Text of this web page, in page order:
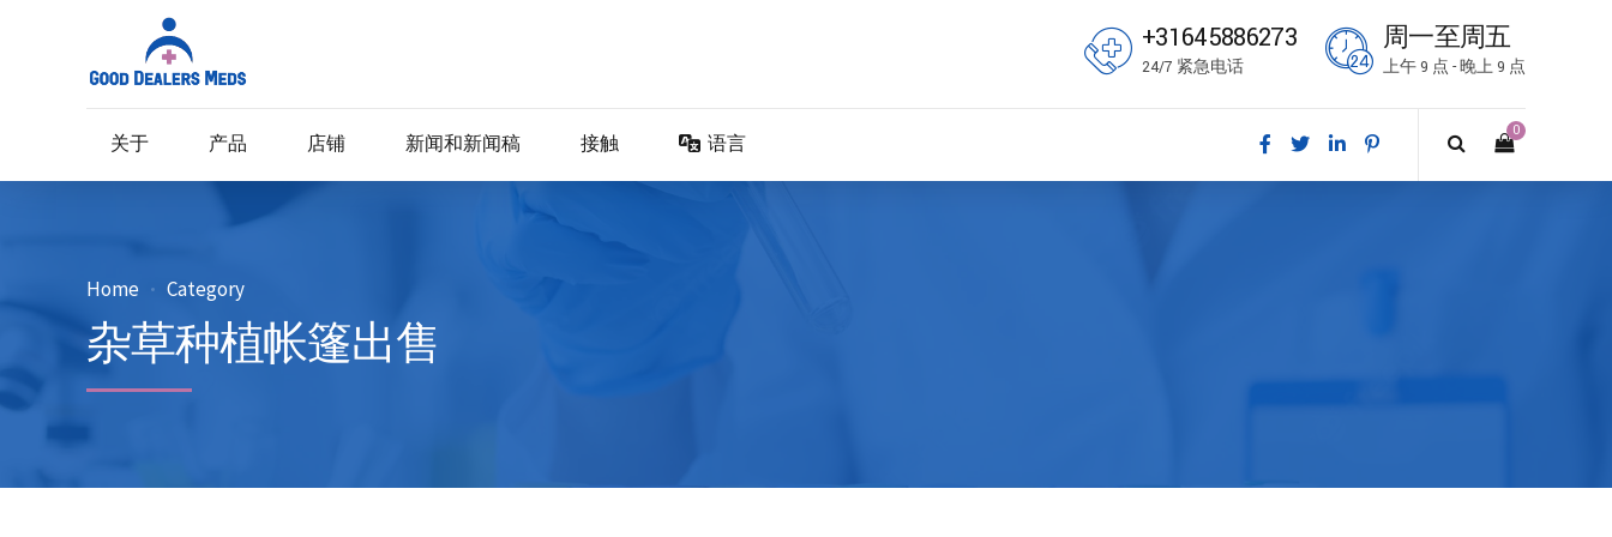
+31645886273
24/7 紧急电话
周一至周五
上午 9 点 - 晚上 9 点
0
关于 产品 店铺 新闻和新闻稿 接触
语言
Home Category
杂草种植帐篷出售